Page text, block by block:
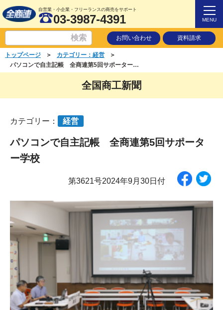
自営業・小企業・フリーランスの商売をサポート
03-3987-4391 MENU
お問い合わせ 資料請求
トップページ ＞ カテゴリー：経営
＞
パソコンで自主記帳 全商連第5回サポーター学校
全国商工新聞
カテゴリー： 経営
パソコンで自主記帳 全商連第5回サポータ
ー学校
第3621号2024年9月30日付